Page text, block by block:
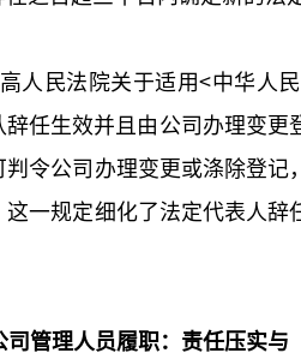
民法院关于适用<中华人
任生效并且由公司办理变
令公司办理变更或涤除登
一规定细化了法定代表人
司管理人员履职：责任压实